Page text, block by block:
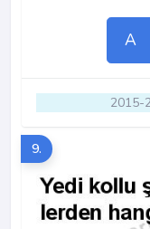
A
2015-
9.